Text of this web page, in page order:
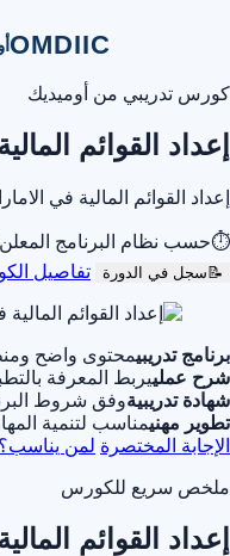
OMDIIC
كورس تدريبي من أوميديك
إعداد القوائم
إعداد القوائم المالية في
⏱حسب نظام البرنامج المعلن
📝 سجل في الدورة تفاصيل
برنامج تدريبيمحتوى واضح
شرح عملييربط المعرفة
شهادة تدريبيةوفق شروط
تطوير مهنيمناسب لتنمية
الإجابة المختصرة لمن يناسب؟
ملخص سريع للكورس
إعداد القوائم